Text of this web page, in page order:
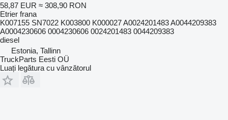
58,87 EUR ≈ 308,90 RON
Etrier frana
K007155 SN7022 K003800 K000027 A0024201483 A0044209383
A0004230606 0004230606 0024201483 0044209383
diesel
Estonia, Tallinn
TruckParts Eesti OÜ
Luați legătura cu vânzătorul